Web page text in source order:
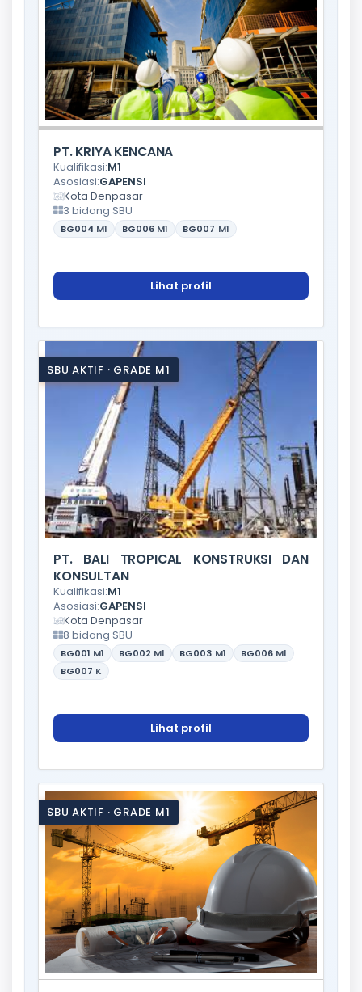
PT. KRIYA KENCANA
Kualifikasi:M1
Asosiasi:GAPENSI
Kota Denpasar
3 bidang SBU
BG004 M1 BG006 M1 BG007 M1
Lihat profil
SBU AKTIF · GRADE M1
PT. BALI TROPICAL KONSTRUKSI DAN
KONSULTAN
Kualifikasi:M1
Asosiasi:GAPENSI
Kota Denpasar
8 bidang SBU
BG001 M1 BG002 M1 BG003 M1 BG006 M1
BG007 K
Lihat profil
SBU AKTIF · GRADE M1